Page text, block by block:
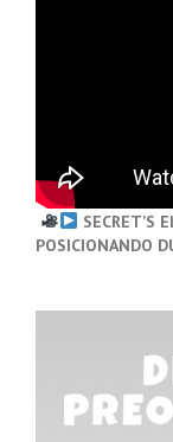
SECRET’S
POSICIONANDO